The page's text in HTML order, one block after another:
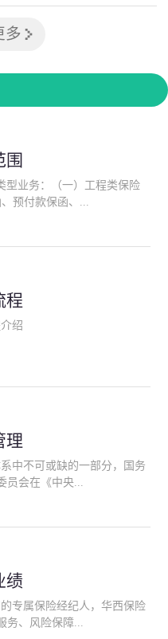
多
围
型业务：（一）工程类保险
预付款保函、...
公众责任保险、精神病监护
保险等）；（三）传统财产
着业务的开展，华西经纪会
经纪服务。
程
绍
理
中不可或缺的一部分，国务
员会在《中央...
经营效率；能够为企业提供
风险转移到灾后防损、索赔
拓展和深化由保险公司提供
绩
专属保险经纪人，华西保险
务、风险保障...